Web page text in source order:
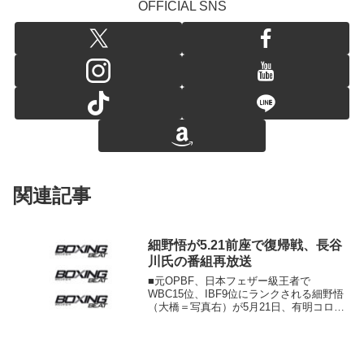
OFFICIAL SNS
関連記事
細野悟が5.21前座で復帰戦、長谷
川氏の番組再放送
■元OPBF、日本フェザー級王者で
WBC15位、IBF9位にランクされる細野悟
（大橋＝写真右）が5月21日、有明コロシ